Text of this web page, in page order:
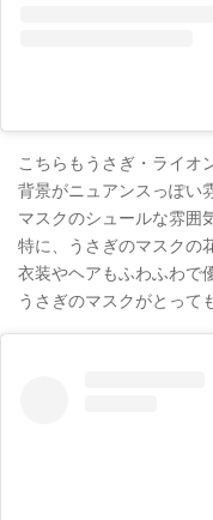
こちらもうさぎ・ライ
背景がニュアンスっぽい
マスクのシュールな雰囲
特に、うさぎのマスクの
衣装やヘアもふわふわで
うさぎのマスクがとっ